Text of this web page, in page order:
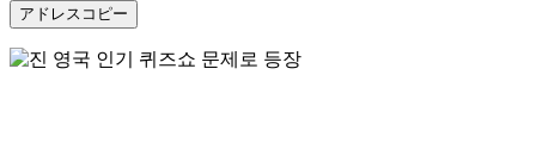
アドレスコピー